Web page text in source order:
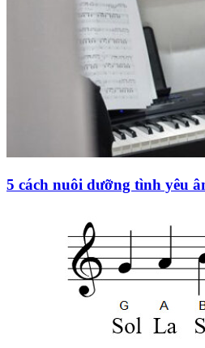
5 cách nuôi dưỡng tình yêu